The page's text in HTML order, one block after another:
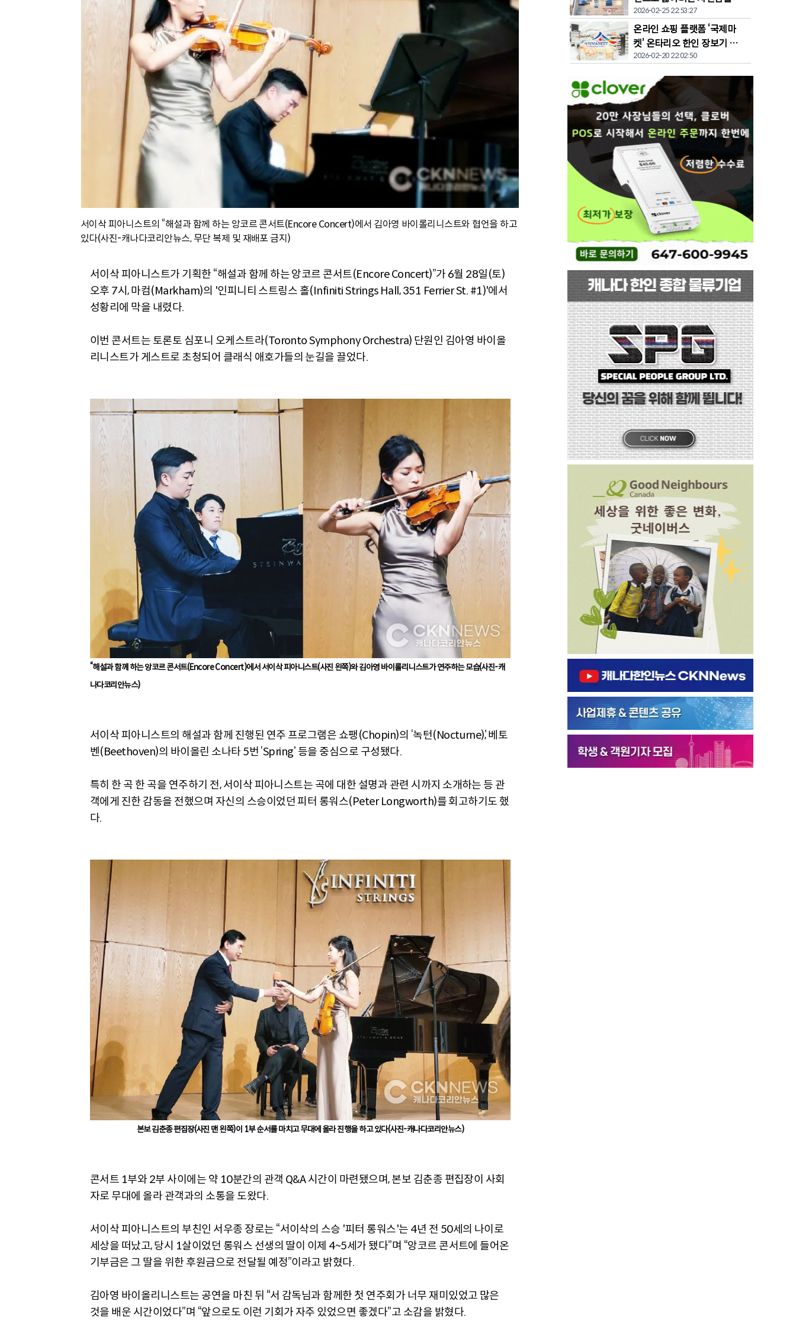
서이삭 피아니스트의 “해설과 함께 하는 앙코르 콘서트(Encore Concert)에서 김아영 바이롤리니스트와 협언을 하고
있다(사진-캐나다코리안뉴스, 무단 복제 및 재배포 금지)
서이삭 피아니스트가 기획한 “해설과 함께 하는 앙코르 콘서트(Encore Concert)”가 6월 28일(토)
오후 7시, 마컴(Markham)의 '인피니티 스트링스 홀(Infiniti Strings Hall, 351 Ferrier St. #1)'에서
성황리에 막을 내렸다.
이번 콘서트는 토론토 심포니 오케스트라(Toronto Symphony Orchestra) 단원인 김아영 바이올
리니스트가 게스트로 초청되어 클래식 애호가들의 눈길을 끌었다.
“해설과 함께 하는 앙코르 콘서트(Encore Concert)에서 서이삭 피아니스트(사진 왼쪽)와 김아영 바이롤리니스트가 연주하는 모습(사진-캐
나다코리안뉴스)
서이삭 피아니스트의 해설과 함께 진행된 연주 프로그램은 쇼팽(Chopin)의 ‘녹턴(Nocturne)’, 베토
벤(Beethoven)의 바이올린 소나타 5번 ‘Spring’ 등을 중심으로 구성됐다.
특히 한 곡 한 곡을 연주하기 전, 서이삭 피아니스트는 곡에 대한 설명과 관련 시까지 소개하는 등 관
객에게 진한 감동을 전했으며 자신의 스승이었던 피터 롱워스(Peter Longworth)를 회고하기도 했
다.
본보 김춘종 편집장(사진 맨 왼쪽)이 1부 순서를 마치고 무대에 올라 진행을 하고 있다(사진-캐나다코리안뉴스)
콘서트 1부와 2부 사이에는 약 10분간의 관객 Q&A 시간이 마련됐으며, 본보 김춘종 편집장이 사회
자로 무대에 올라 관객과의 소통을 도왔다.
서이삭 피아니스트의 부친인 서우종 장로는 “서이삭의 스승 '피터 롱워스'는 4년 전 50세의 나이로
세상을 떠났고, 당시 1살이었던 롱워스 선생의 딸이 이제 4~5세가 됐다”며 “앙코르 콘서트에 들어온
기부금은 그 딸을 위한 후원금으로 전달될 예정”이라고 밝혔다.
김아영 바이올리니스트는 공연을 마친 뒤 “서 감독님과 함께한 첫 연주회가 너무 재미있었고 많은
것을 배운 시간이었다”며 “앞으로도 이런 기회가 자주 있었으면 좋겠다”고 소감을 밝혔다.
찾다"
2026-02-25 22:53:27
온라인 쇼핑 플랫폼 ‘국제마
켓’ 온타리오 한인 장보기 문
화 바꾼다
2026-02-20 22:02:50